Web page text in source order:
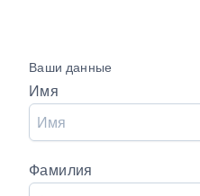
Ваши данные
Имя
Фамилия